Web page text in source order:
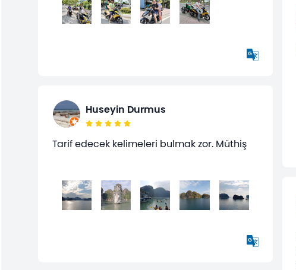
Huseyin Durmus
Tarif edecek kelimeleri bulmak zor. Müthiş